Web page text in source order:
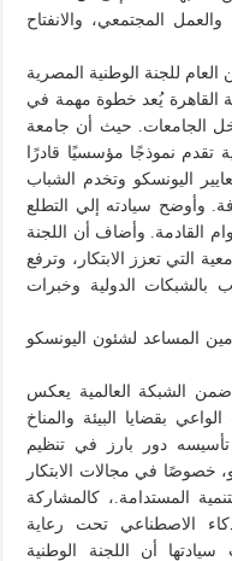
المجتمعي، والانفتاح
للجنة الوطنية المصرية
القاهرة يُعد خطوة مهمة في
الجامعات. حيث أن جامعة
تقدم نموذجًا مؤسسيًا قادرًا
اليونسكو وتخدم الشباب
وأوضح سيادته إلي التطلع
القادمة. وأضاف أن اللجنة
التي تعزز الابتكار، وترفع
بالشبكات الدولية وخبرات
المساعد لشئون اليونسكو
الشبكة العالمية يعكس
بقضايا البيئة والمناخ
تأسيسه دور بارز في تنظيم
خصوصًا في مجالات الابتكار
المستدامة.، كالمشاركة
الاصطناعي تحت رعاية
أن اللجنة الوطنية